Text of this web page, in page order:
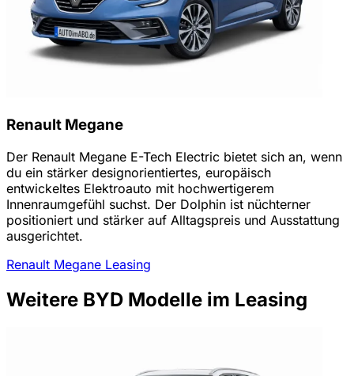
Renault Megane
Der Renault Megane E-Tech Electric bietet sich an, wenn
du ein stärker designorientiertes, europäisch
entwickeltes Elektroauto mit hochwertigerem
Innenraumgefühl suchst. Der Dolphin ist nüchterner
positioniert und stärker auf Alltagspreis und Ausstattung
ausgerichtet.
Renault Megane Leasing
Weitere BYD Modelle im Leasing